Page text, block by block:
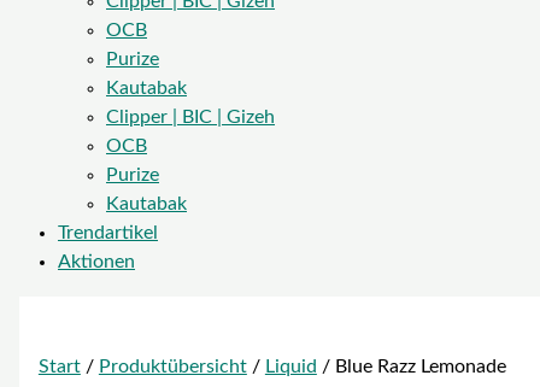
OCB
Purize
Kautabak
Clipper | BIC | Gizeh
OCB
Purize
Kautabak
Trendartikel
Aktionen
Start/ Produktübersicht/ Liquid / Blue Razz Lemonade